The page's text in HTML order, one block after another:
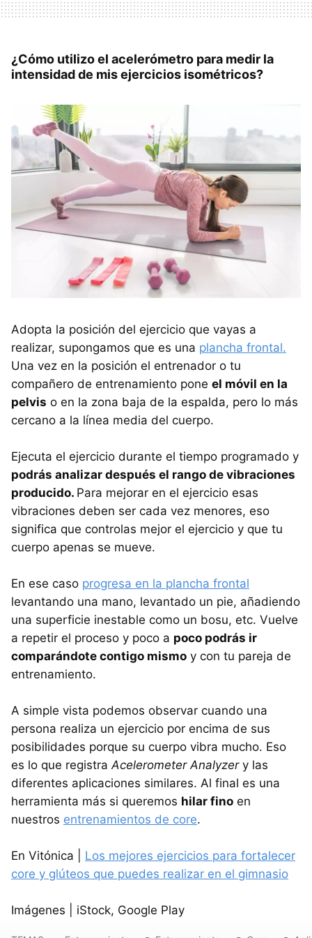
¿Cómo utilizo el acelerómetro para medir la
intensidad de mis ejercicios isométricos?
Adopta la posición del ejercicio que vayas a
realizar, supongamos que es una plancha frontal.
Una vez en la posición el entrenador o tu
compañero de entrenamiento pone el móvil en la
pelvis o en la zona baja de la espalda, pero lo más
cercano a la línea media del cuerpo.
Ejecuta el ejercicio durante el tiempo programado y
podrás analizar después el rango de vibraciones
producido. Para mejorar en el ejercicio esas
vibraciones deben ser cada vez menores, eso
significa que controlas mejor el ejercicio y que tu
cuerpo apenas se mueve.
En ese caso progresa en la plancha frontal
levantando una mano, levantado un pie, añadiendo
una superficie inestable como un bosu, etc. Vuelve
a repetir el proceso y poco a poco podrás ir
comparándote contigo mismo y con tu pareja de
entrenamiento.
A simple vista podemos observar cuando una
persona realiza un ejercicio por encima de sus
posibilidades porque su cuerpo vibra mucho. Eso
es lo que registra Acelerometer Analyzery las
diferentes aplicaciones similares. Al final es una
herramienta más si queremos hilar fino en
nuestros entrenamientos de core.
En Vitónica | Los mejores ejercicios para fortalecer
core y glúteos que puedes realizar en el gimnasio
Imágenes | iStock, Google Play